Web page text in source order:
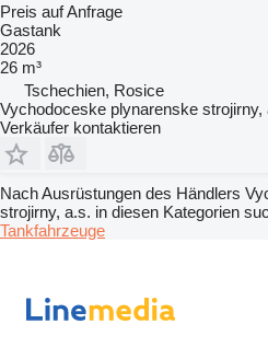
Preis auf Anfrage
Gastank
2026
26 m³
Tschechien, Rosice
Vychodoceske plynarenske strojirny,
Verkäufer kontaktieren
Nach Ausrüstungen des Händlers
strojirny, a.s. in diesen Kategorien
Tankfahrzeuge